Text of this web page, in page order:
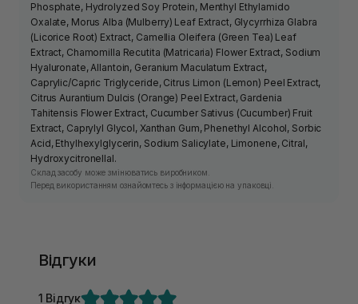
Phosphate, Hydrolyzed Soy Protein, Menthyl Ethylamido
Oxalate, Morus Alba (Mulberry) Leaf Extract, Glycyrrhiza Glabra
(Licorice Root) Extract, Camellia Oleifera (Green Tea) Leaf
Extract, Chamomilla Recutita (Matricaria) Flower Extract, Sodium
Hyaluronate, Allantoin, Geranium Maculatum Extract,
Caprylic/Capric Triglyceride, Citrus Limon (Lemon) Peel Extract,
Citrus Aurantium Dulcis (Orange) Peel Extract, Gardenia
Tahitensis Flower Extract, Cucumber Sativus (Cucumber) Fruit
Extract, Caprylyl Glycol, Xanthan Gum, Phenethyl Alcohol, Sorbic
Acid, Ethylhexylglycerin, Sodium Salicylate, Limonene, Citral,
Hydroxycitronellal.
Склад засобу може змінюватись виробником.
Перед використанням ознайомтесь з інформацією на упаковці.
Відгуки
1 Відгук